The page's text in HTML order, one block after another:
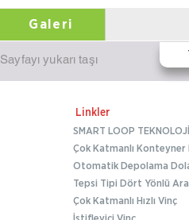
Galeri
Sayfayı yukarı taşı
Linkler
SMART LOOP
Çok Katmanlı
Otomatik Depolama
Tepsi Tipi Dört Yönlü
Çok Katmanlı Hızlı Vinç